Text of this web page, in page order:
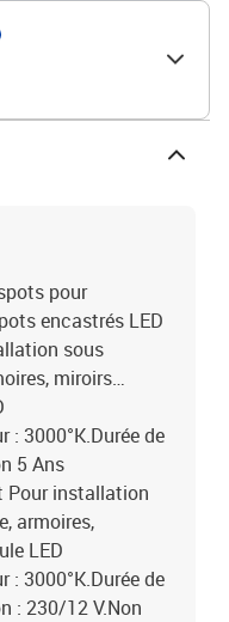
pour
encastrés LED
sous
miroirs…
: 3000°K.Durée de
5 Ans
Pour installation
armoires,
LED
: 3000°K.Durée de
: 230/12 V.Non